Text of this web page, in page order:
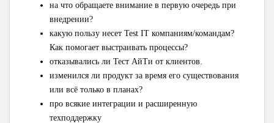
на что обращаете внимание в первую очередь при
внедрении?
какую пользу несет Test IT компаниям/командам?
Как помогает выстраивать процессы?
отказывались ли Тест АйТи от клиентов.
изменился ли продукт за время его существования
или всё только в планах?
про всякие интеграции и расширенную
техподдержку